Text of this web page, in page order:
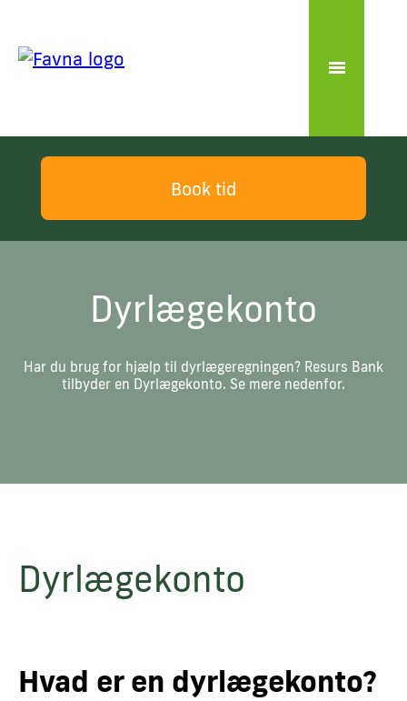
Book tid
Dyrlægekonto
Har du brug for hjælp til dyrlægeregningen? Resurs Bank
tilbyder en Dyrlægekonto. Se mere nedenfor.
Dyrlægekonto
Hvad er en dyrlægekonto?